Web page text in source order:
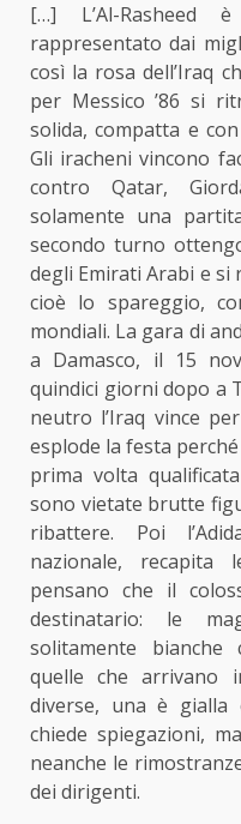
[…] L’Al-Rasheed
rappresentato dai
così la rosa dell’Iraq
per Messico ’86 si
solida, compatta e
Gli iracheni vincono
contro Qatar,
solamente una
secondo turno
degli Emirati Arabi e
cioè lo spareggio,
mondiali. La gara di
a Damasco, il 15
quindici giorni dopo a
neutro l’Iraq vince
esplode la festa
prima volta
sono vietate brutte
ribattere. Poi
nazionale,
pensano che il
destinatario: le
solitamente
quelle che arrivano
diverse, una è gialla
chiede spiegazioni,
neanche le
dei dirigenti.